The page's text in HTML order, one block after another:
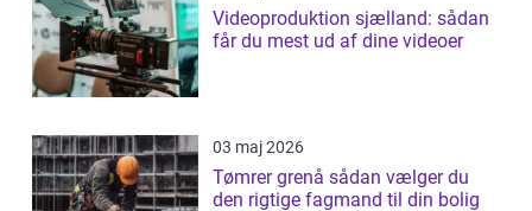
Videoproduktion sjælland: sådan
får du mest ud af dine videoer
03 maj 2026
Tømrer grenå sådan vælger du
den rigtige fagmand til din bolig